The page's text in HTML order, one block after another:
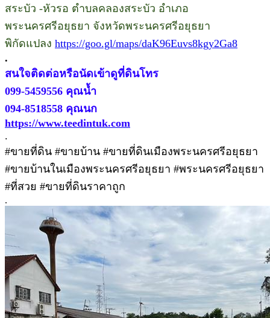
สระบัว -หัวรอ ตำบลคลองสระบัว อำเภอ
พระนครศรีอยุธยา จังหวัดพระนครศรีอยุธยา
พิกัดแปลง https://goo.gl/maps/daK96Euvs8kgy2Ga8
.
สนใจติดต่อหรือนัดเข้าดูที่ดินโทร
099-5459556 คุณน้ำ
094-8518558 คุณนก
https://www.teedintuk.com
.
#ขายที่ดิน #ขายบ้าน #ขายที่ดินเมืองพระนครศรีอยุธยา
#ขายบ้านในเมืองพระนครศรีอยุธยา #พระนครศรีอยุธยา
#ที่สวย #ขายที่ดินราคาถูก
.